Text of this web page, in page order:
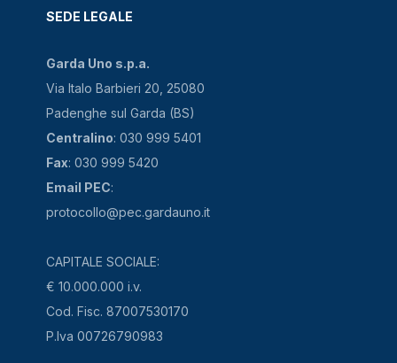
SEDE LEGALE
Garda Uno s.p.a.
Via Italo Barbieri 20, 25080
Padenghe sul Garda (BS)
Centralino: 030 999 5401
Fax: 030 999 5420
Email PEC:
protocollo@pec.gardauno.it
CAPITALE SOCIALE:
€ 10.000.000 i.v.
Cod. Fisc. 87007530170
P.Iva 00726790983